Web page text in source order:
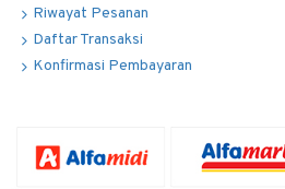
Riwayat Pesanan
Daftar Transaksi
Konfirmasi Pembayaran